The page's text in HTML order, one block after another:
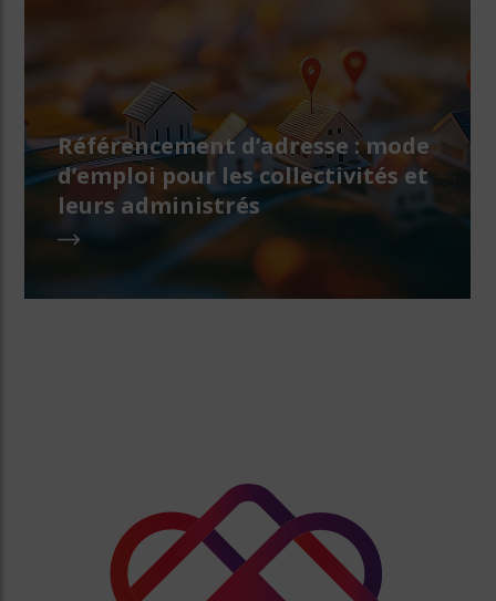
Référencement d’adresse : mode
d’emploi pour les collectivités et
leurs administrés